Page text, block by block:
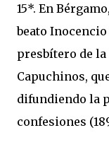
15*. En
beato Inocencio
presbítero de
Capuchinos,
difundiendo la
confesiones